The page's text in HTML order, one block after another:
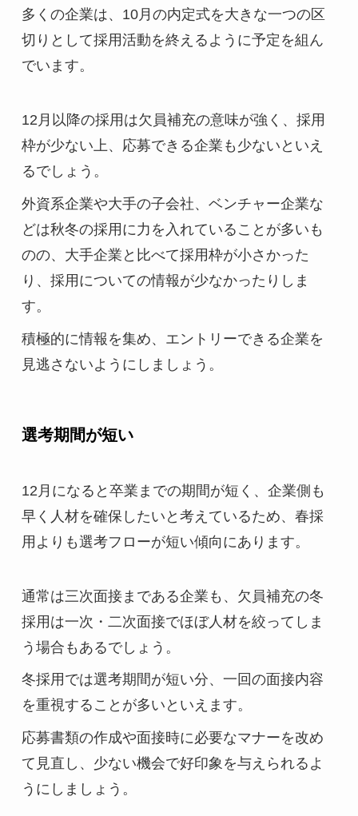
多くの企業は、10月の内定式を大きな一つの区
切りとして採用活動を終えるように予定を組ん
でいます。
12月以降の採用は欠員補充の意味が強く、採用
枠が少ない上、応募できる企業も少ないといえ
るでしょう。
外資系企業や大手の子会社、ベンチャー企業な
どは秋冬の採用に力を入れていることが多いも
のの、大手企業と比べて採用枠が小さかった
り、採用についての情報が少なかったりしま
す。
積極的に情報を集め、エントリーできる企業を
見逃さないようにしましょう。
選考期間が短い
12月になると卒業までの期間が短く、企業側も
早く人材を確保したいと考えているため、春採
用よりも選考フローが短い傾向にあります。
通常は三次面接まである企業も、欠員補充の冬
採用は一次・二次面接でほぼ人材を絞ってしま
う場合もあるでしょう。
冬採用では選考期間が短い分、一回の面接内容
を重視することが多いといえます。
応募書類の作成や面接時に必要なマナーを改め
て見直し、少ない機会で好印象を与えられるよ
うにしましょう。